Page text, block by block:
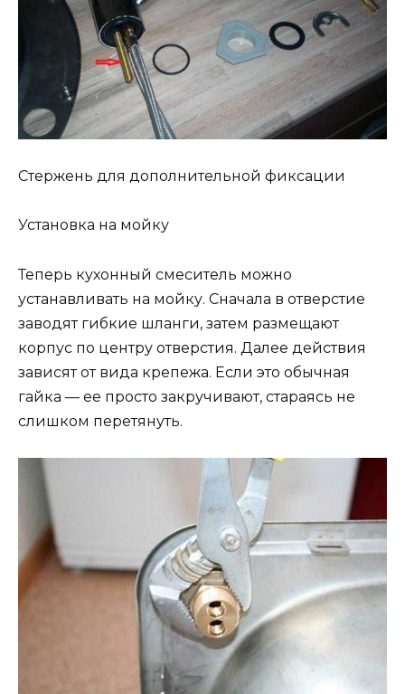
Стержень для дополнительной фиксации
Установка на мойку
Теперь кухонный смеситель можно
устанавливать на мойку. Сначала в отверстие
заводят гибкие шланги, затем размещают
корпус по центру отверстия. Далее действия
зависят от вида крепежа. Если это обычная
гайка — ее просто закручивают, стараясь не
слишком перетянуть.